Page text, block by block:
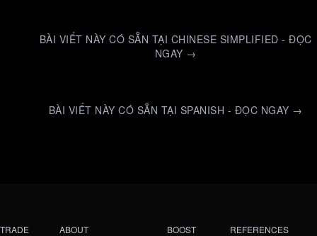
BÀI VIẾT NÀY CÓ SẴN TẠI CHINESE SIMPLIFIED - ĐỌC
NGAY →
BÀI VIẾT NÀY CÓ SẴN TẠI SPANISH - ĐỌC NGAY →
TRADE ABOUT BOOST REFERENCES